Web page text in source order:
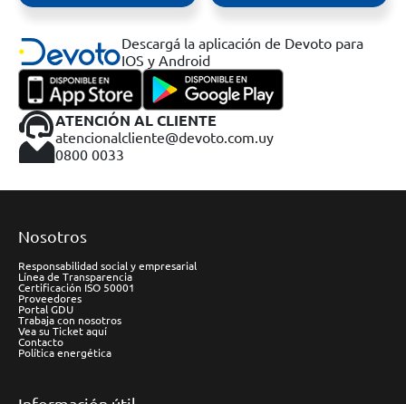
Descargá la aplicación de Devoto para
IOS y Android
ATENCIÓN AL CLIENTE
atencionalcliente@devoto.com.uy
0800 0033
Nosotros
Responsabilidad social y empresarial
Línea de Transparencia
Certificación ISO 50001
Proveedores
Portal GDU
Trabaja con nosotros
Vea su Ticket aquí
Contacto
Política energética